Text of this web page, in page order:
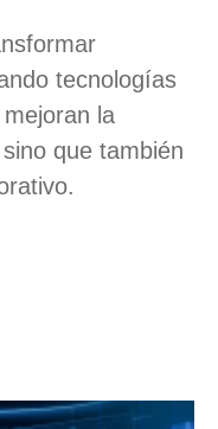
tecnologías
la
que también